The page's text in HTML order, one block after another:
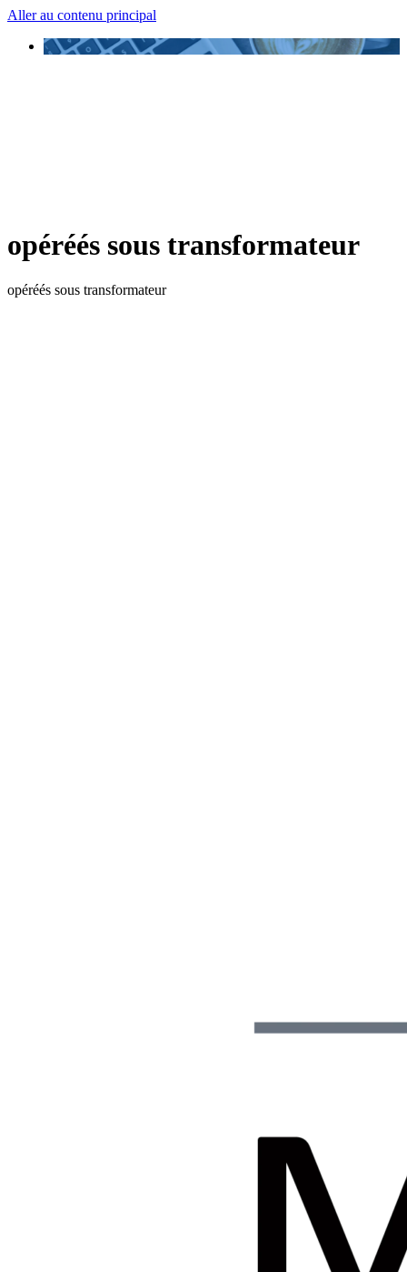
Aller au contenu principal
opéréés sous transformateur
opéréés sous transformateur